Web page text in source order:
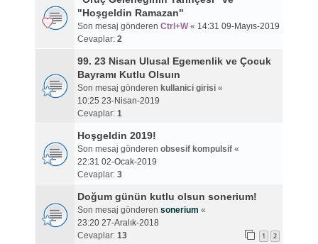
"Hoşgeldin Ramazan"
Son mesaj gönderen Ctrl+W« 14:31 09-Mayıs-2019
Cevaplar: 2
99. 23 Nisan Ulusal Egemenlik ve Çocuk
Bayramı Kutlu Olsuın
Son mesaj gönderen kullanici girisi«
10:25 23-Nisan-2019
Cevaplar: 1
Hoşgeldin 2019!
Son mesaj gönderen obsesif kompulsif«
22:31 02-Ocak-2019
Cevaplar: 3
Doğum günün kutlu olsun sonerium!
Son mesaj gönderen sonerium «
23:20 27-Aralık-2018
Cevaplar: 13 1 2